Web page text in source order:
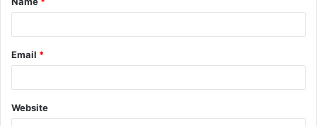
*
Email *
Website